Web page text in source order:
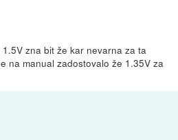
zna bit že kar nevarna za ta
na manual zadostovalo že 1.35V za